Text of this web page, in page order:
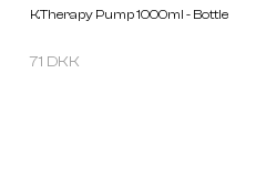
K.THERAPY Sensitive
71 DKK